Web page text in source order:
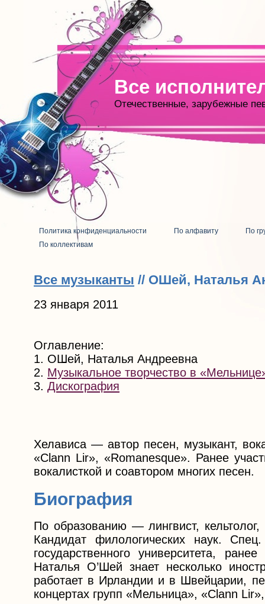
Все
Отечественные, зарубежные
Политика конфиденциальности По алфавиту
По
По коллективам
Все музыканты // ОШей, Наталья
23 января 2011
Оглавление:
1. ОШей, Наталья Андреевна
2. Музыкальное творчество в
3. Дискография
Хелависа — автор песен, музыкант,
«Clann Lir», «Romanesque». Ранее
вокалисткой и соавтором многих песен.
Биография
По образованию — лингвист,
Кандидат филологических наук.
государственного университета,
Наталья О’Шей знает несколько
работает в Ирландии и в Швейцарии,
концертах групп «Мельница», «Clann